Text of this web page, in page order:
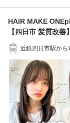
HAIR MAKE
【四日市 髪質改善】
近鉄四日市駅から